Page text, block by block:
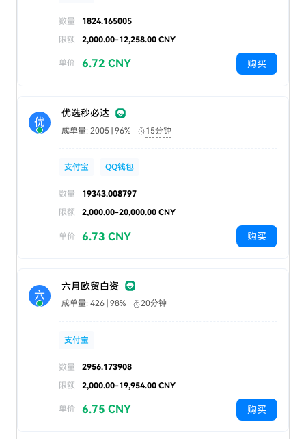
数量
1824.165005
限额
2,000.00-12,258.00 CNY
单价 6.72 CNY 购买
优
优选秒必达
成单量: 2005 | 96% 15分钟
支付宝 QQ钱包
数量
19343.008797
限额
2,000.00-20,000.00 CNY
单价 6.73 CNY 购买
六
六月欧贸白资
成单量: 426 | 98% 20分钟
支付宝
数量
2956.173908
限额
2,000.00-19,954.00 CNY
单价 6.75 CNY 购买